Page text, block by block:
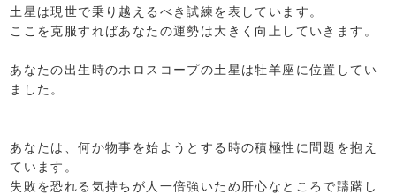
土星は現世で乗り越えるべき試練を表しています。
ここを克服すればあなたの運勢は大きく向上していきます。
あなたの出生時のホロスコープの土星は牡羊座に位置してい
ました。
あなたは、何か物事を始ようとする時の積極性に問題を抱え
ています。
失敗を恐れる気持ちが人一倍強いため肝心なところで躊躇し